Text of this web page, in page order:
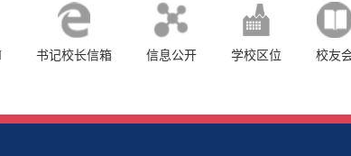
书记校长信箱 信息公开 学校区位 校友